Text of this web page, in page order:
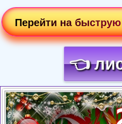
Перейти на
👈
Загрузка